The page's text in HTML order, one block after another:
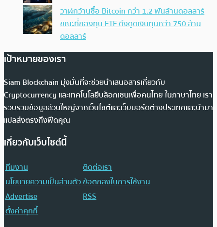
วาฬกว้านซื้อ Bitcoin กว่า 1.2 พันล้านดอลลาร์
ขณะที่กองทุน ETF ดึงดูดเงินทุนกว่า 750 ล้าน
ดอลลาร์
เป้าหมายของเรา
Siam Blockchain มุ่งมั่นที่จะช่วยนำเสนอสารเกี่ยวกับ
Cryptocurrency และเทคโนโลยีบล็อกเชนเพื่อคนไทย ในภาษาไทย เรา
รวบรวมข้อมูลส่วนใหญ่จากเว็บไซต์และเว็บบอร์ดต่างประเทศและนำมา
แปลส่งตรงถึงฟีดคุณ
เกี่ยวกับเว็บไซต์นี้
ทีมงาน
ติดต่อเรา
นโยบายความเป็นส่วนตัวข้อตกลงในการใช้งาน
Advertise
RSS
ตั้งค่าคุกกี้